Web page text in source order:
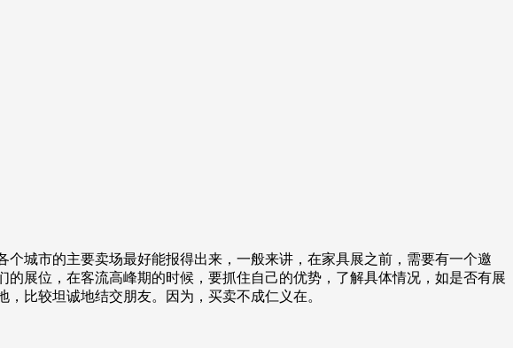
城市的主要卖场最好能报得出来，一般来讲，在家具展之前，需要有一个邀
展位，在客流高峰期的时候，要抓住自己的优势，了解具体情况，如是否有展
比较坦诚地结交朋友。因为，买卖不成仁义在。